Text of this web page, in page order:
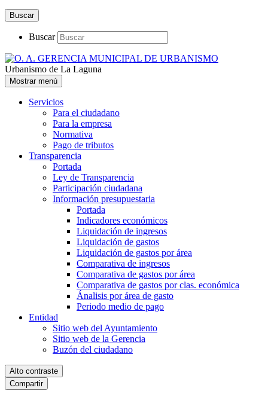
Buscar
Buscar
Urbanismo de La Laguna
Mostrar menú
Servicios
Para el ciudadano
Para la empresa
Normativa
Pago de tributos
Transparencia
Portada
Ley de Transparencia
Participación ciudadana
Información presupuestaria
Portada
Indicadores económicos
Liquidación de ingresos
Liquidación de gastos
Liquidación de gastos por área
Comparativa de ingresos
Comparativa de gastos por área
Comparativa de gastos por clas. económica
Ánalisis por área de gasto
Periodo medio de pago
Entidad
Sitio web del Ayuntamiento
Sitio web de la Gerencia
Buzón del ciudadano
Alto contraste
Compartir